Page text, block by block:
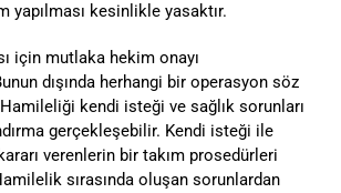
yapılması kesinlikle yasaktır.
için mutlaka hekim onayı
dışında herhangi bir operasyon söz
kendi isteği ve sağlık sorunları
gerçekleşebilir. Kendi isteği ile
verenlerin bir takım prosedürleri
sırasında oluşan sorunlardan